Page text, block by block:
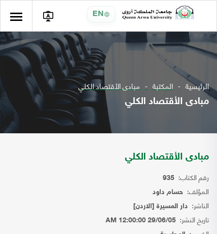
EN
الرئيسية المكتبة مبادى الأقتصاد الكلي
مبادى الأقتصاد الكلي
مبادى الأقتصاد الكلي
رقم الكتاب: 935
المؤلف: حسام داود
الناشر: دار المسيرة [الاردن]
تاريخ النشر: 29/06/05 12:00:00 AM